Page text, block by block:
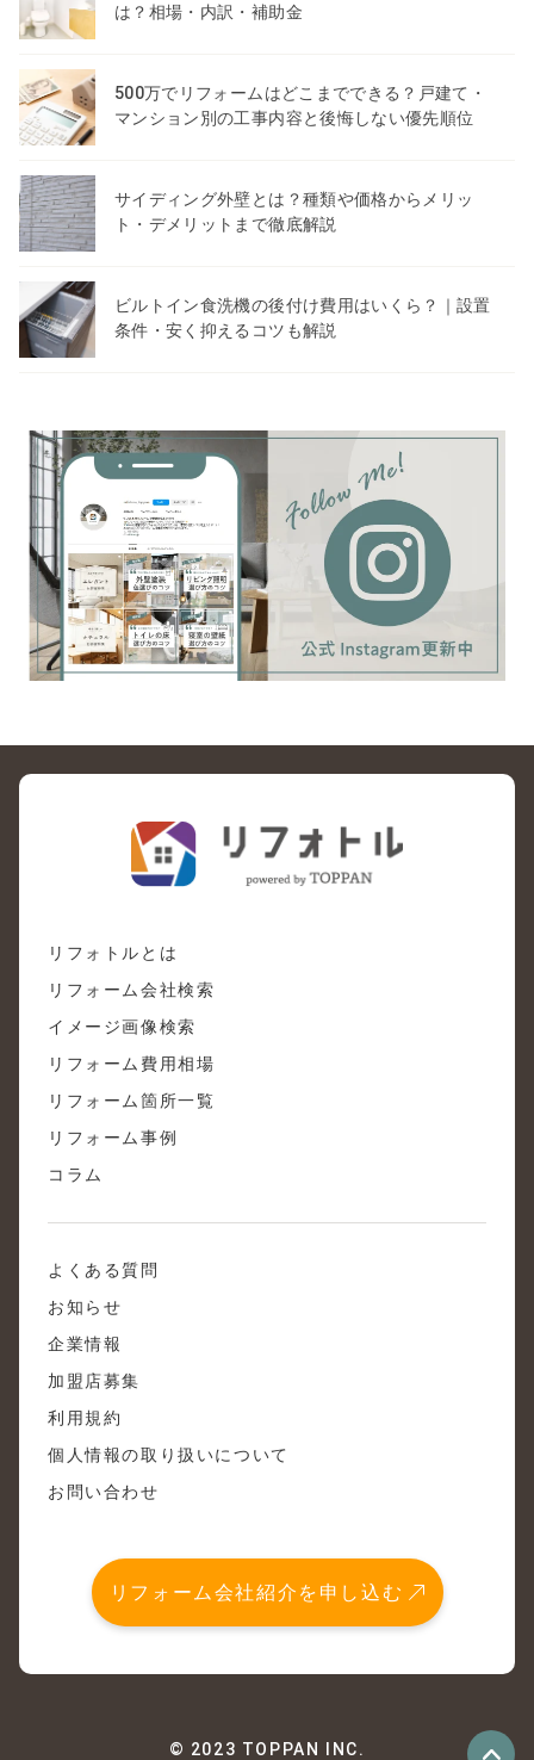
は？相場・内訳・補助金
500万でリフォームはどこまでできる？戸建て・
マンション別の工事内容と後悔しない優先順位
サイディング外壁とは？種類や価格からメリッ
ト・デメリットまで徹底解説
ビルトイン食洗機の後付け費用はいくら？｜設置
条件・安く抑えるコツも解説
リフォトルとは
リフォーム会社検索
イメージ画像検索
リフォーム費用相場
リフォーム箇所一覧
リフォーム事例
コラム
よくある質問
お知らせ
企業情報
加盟店募集
利用規約
個人情報の取り扱いについて
お問い合わせ
リフォーム会社紹介を申し込む
© 2023 TOPPAN INC.